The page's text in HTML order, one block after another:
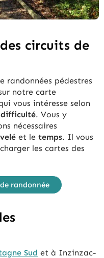
circuits de
randonnées pédestres
notre carte
vous intéresse selon
difficulté. Vous y
nécessaires
et le temps. Il vous
les cartes des
randonnée
Sud et à Inzinzac-